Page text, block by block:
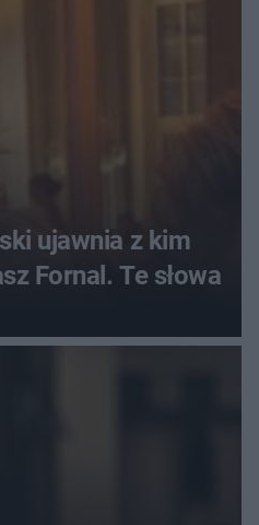
ujawnia z kim
Fornal. Te słowa